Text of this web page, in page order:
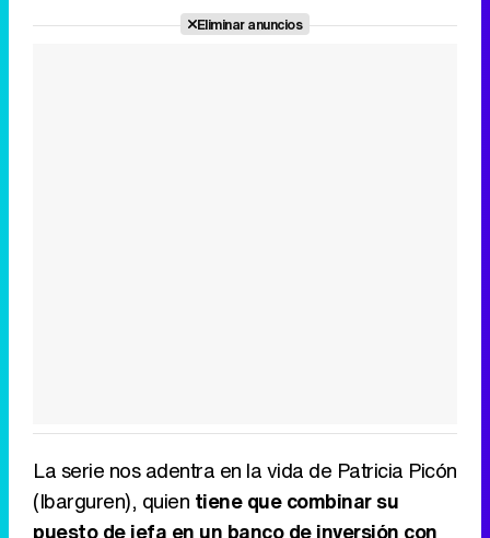
Eliminar anuncios
La serie nos adentra en la vida de Patricia Picón
(Ibarguren), quien tiene que combinar su
puesto de jefa en un banco de inversión con